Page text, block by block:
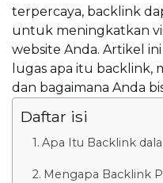
terpercaya, backlink
untuk meningkatkan
website Anda. Artikel
lugas apa itu backlink,
dan bagaimana Anda
Daftar isi
Apa Itu Backlink
Mengapa Backlink